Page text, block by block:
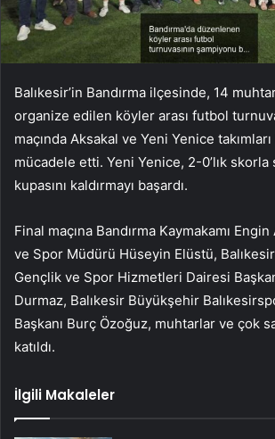
Balıkesir’in Bandırma ilçesinde, 14
organize edilen köyler arası futbol
maçında Aksakal ve Yeni Yenice takımları
mücadele etti. Yeni Yenice, 2-0’lık
kupasını kaldırmayı başardı.
Final maçına Bandırma Kaymakamı
ve Spor Müdürü Hüseyin Elüstü,
Gençlik ve Spor Hizmetleri Dairesi
Durmaz, Balıkesir Büyükşehir
Başkanı Burç Özoğuz, muhtarlar ve çok
katıldı.
İlgili Makaleler